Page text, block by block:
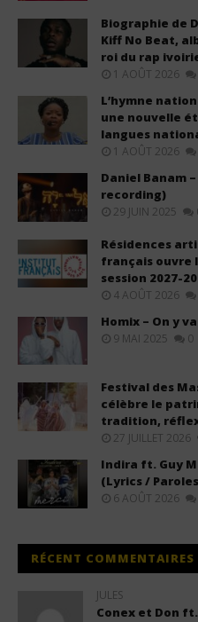
Biographie de
Kiff No Beat,
roi du rap
1 AOÛT 2026
L’hymne
une nouvelle
langues
1 AOÛT 2026
Daniel Banam –
recording)
29 JUIN 2025
Résidences
français ouvre
session 2027-
4 AOÛT 2026
Homix – On y
9 MAI 2025 0
Festival des
célèbre le
tradition,
27 JUILLET 2026
Indira ft. Guy
(Lyrics /
6 AOÛT 2026
RÉCENT COMMENTAIRES
JULES
Conex et Don